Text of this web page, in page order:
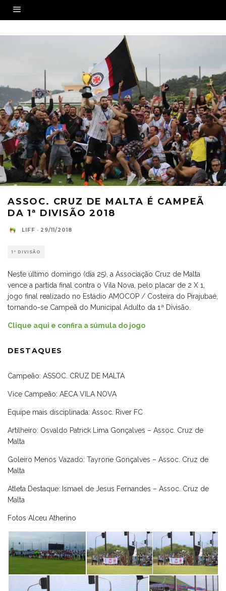
ASSOC. CRUZ DE MALTA É CAMPEÃ
DA 1ª DIVISÃO 2018
LIFF · 29/11/2018
1ª DIVISÃO
Neste último domingo (dia 25), a Associação Cruz de Malta
vence a partida final contra o Vila Nova, pelo placar de 2 X 1,
jogo final realizado no Estádio AMOCOP / Costeira do Pirajubaé,
tornando-se Campeã do Municipal Adulto da 1ª Divisão.
Clique aqui e confira a súmula do jogo
DESTAQUES
Campeão: ASSOC. CRUZ DE MALTA
Vice Campeão: AECA VILA NOVA
Equipe mais disciplinada: Assoc. River FC
Artilheiro: Osvaldo Patrick Lima Gonçalves – Assoc. Cruz de
Malta
Goleiro Menos Vazado: Tayrone Gonçalves – Assoc. Cruz de
Malta
Atleta Destaque: Ismael de Jesus Fernandes – Assoc. Cruz de
Malta
Fotos Alceu Atherino